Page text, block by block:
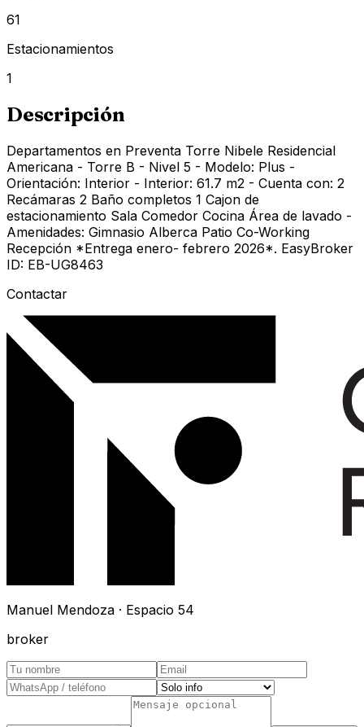
61
Estacionamientos
1
Descripción
Departamentos en Preventa Torre Nibele Residencial
Americana - Torre B - Nivel 5 - Modelo: Plus -
Orientación: Interior - Interior: 61.7 m2 - Cuenta con: 2
Recámaras 2 Baño completos 1 Cajon de
estacionamiento Sala Comedor Cocina Área de lavado -
Amenidades: Gimnasio Alberca Patio Co-Working
Recepción *Entrega enero- febrero 2026*. EasyBroker
ID: EB-UG8463
Contactar
Manuel Mendoza · Espacio 54
broker